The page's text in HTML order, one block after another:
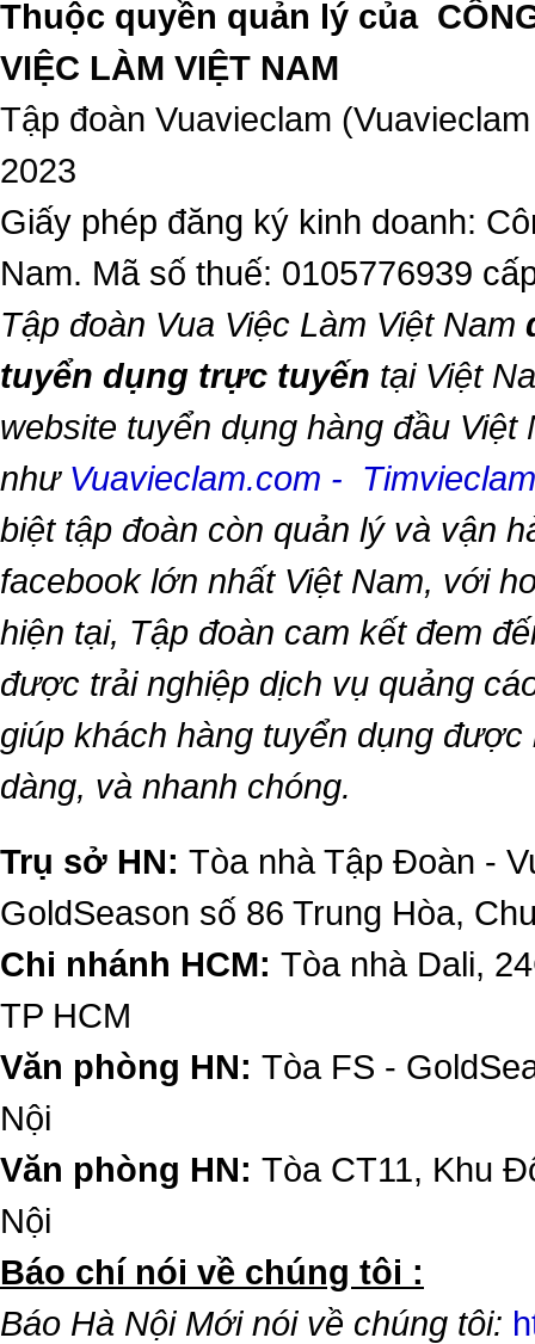
Thuộc quyền quản lý của
VIỆC LÀM VIỆT NAM
Tập đoàn Vuavieclam
2023
Giấy phép đăng ký kinh doanh:
Nam. Mã số thuế: 0105776939
Tập đoàn Vua Việc Làm Việt Nam
tuyển dụng trực tuyến tại Việt
website tuyển dụng hàng đầu Việt
như Vuavieclam.com -
biệt tập đoàn còn quản lý và vận
facebook lớn nhất Việt Nam, với
hiện tại, Tập đoàn cam kết đem
được trải nghiệp dịch vụ quảng
giúp khách hàng tuyển dụng
dàng, và nhanh chóng.
Trụ sở HN: Tòa nhà Tập Đoàn -
GoldSeason số 86 Trung Hòa,
Chi nhánh HCM: Tòa nhà Dali,
TP HCM
Văn phòng HN: Tòa FS -
Nội
Văn phòng HN: Tòa CT11, Khu
Nội
​Báo chí nói về chúng tôi :
Báo Hà Nội Mới nói về chúng tôi: